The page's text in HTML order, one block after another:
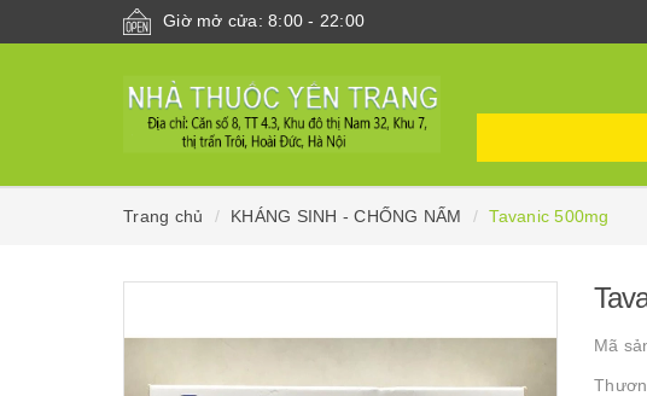
Giờ mở cửa: 8:00 - 22:00
Trang chủ KHÁNG SINH - CHỐNG NẤM Tavanic 500mg
Mã